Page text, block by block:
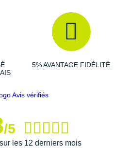
le
à l'avant du pied
débris. La
géométrie du rocker
vous assurer une
optimale
: elle est confectionnée à partir d'un
ou humides. Des
5% AVANTAGE FIDÉLITÉ
/5
les 12 derniers mois